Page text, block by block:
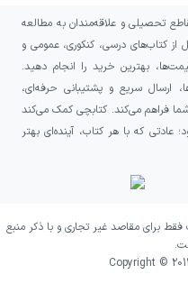
تحصیلی و علاقه‌مندان به مطالعه
از کتاب‌های درسی، کنکوری، عمومی و
بهترین خرید را انجام دهید.
سریع و پشتیبانی حرفه‌ای،
شما فراهم می‌کند. کتابچی کمک می‌کند
عادتی که با هر کتاب، آینده‌ای بهتر
برای مقاصد غیر تجاری و با ذکر منبع
Copyright ©